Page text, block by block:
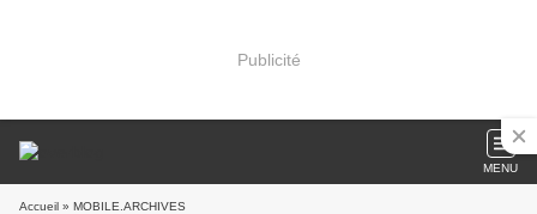
Publicité
MENU
Accueil » MOBILE.ARCHIVES